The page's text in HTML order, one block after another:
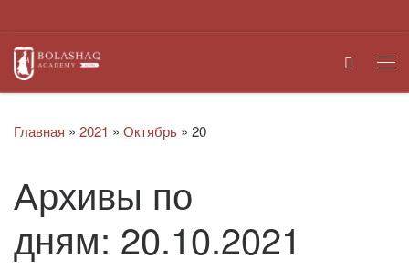
Search
Главная » 2021 » Октябрь » 20
Архивы по
дням: 20.10.2021